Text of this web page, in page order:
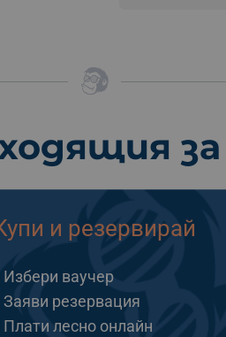
и резервирай
Избери ваучер
Заяви резервация
Плати лесно онлайн